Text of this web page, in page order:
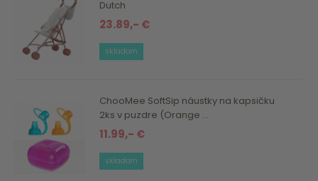
Dutch
23.89,- €
skladom
ChooMee SoftSip náustky na kapsičku
2ks v puzdre (Orange ...
11.99,- €
skladom